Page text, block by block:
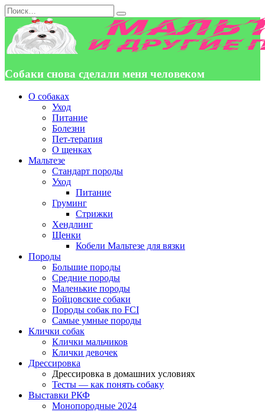
Перейти
к
содержанию
Search
for:
Собаки снова сделали меня человеком
О собаках
Уход
Питание
Болезни
Пет-терапия
О щенках
Мальтезе
Стандарт породы
Уход
Питание
Груминг
Стрижки
Хендлинг
Щенки
Кобели Мальтезе для вязки
Породы
Большие породы
Средние породы
Маленькие породы
Бойцовские собаки
Породы собак по FCI
Самые умные породы
Клички собак
Клички мальчиков
Клички девочек
Дрессировка
Дрессировка в домашних условиях
Тесты — как понять собаку
Выставки РКФ
Монопородные 2024